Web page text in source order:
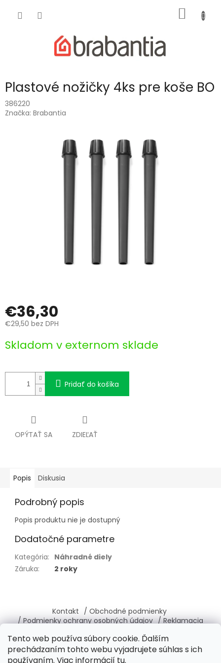
Tento web používa súbory cookie. Ďalším
prechádzaním tohto webu vyjadrujete súhlas s ich
používaním. Viac informácií tu.
KOŠÍK
Plastové nožičky 4ks pre koše BO
386220
Značka: Brabantia
€36,30
€29,50 bez DPH
cena:
Skladom v externom sklade
Pridať do košíka
OPÝTAŤ SA ZDIEĽAŤ
Popis Diskusia
Podrobný popis
Popis produktu nie je dostupný
Dodatočné parametre
Kategória: Náhradné diely
Záruka: 2 roky
p
ä
Kontakt / Obchodné podmienky
/ Podmienky ochrany osobných údajov / Reklamacia